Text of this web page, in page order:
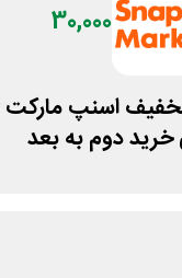
30,000
خرید دوم به بعد